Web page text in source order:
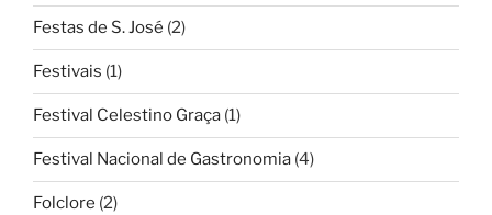
Festas de S. José (2)
Festivais (1)
Festival Celestino Graça (1)
Festival Nacional de Gastronomia (4)
Folclore (2)